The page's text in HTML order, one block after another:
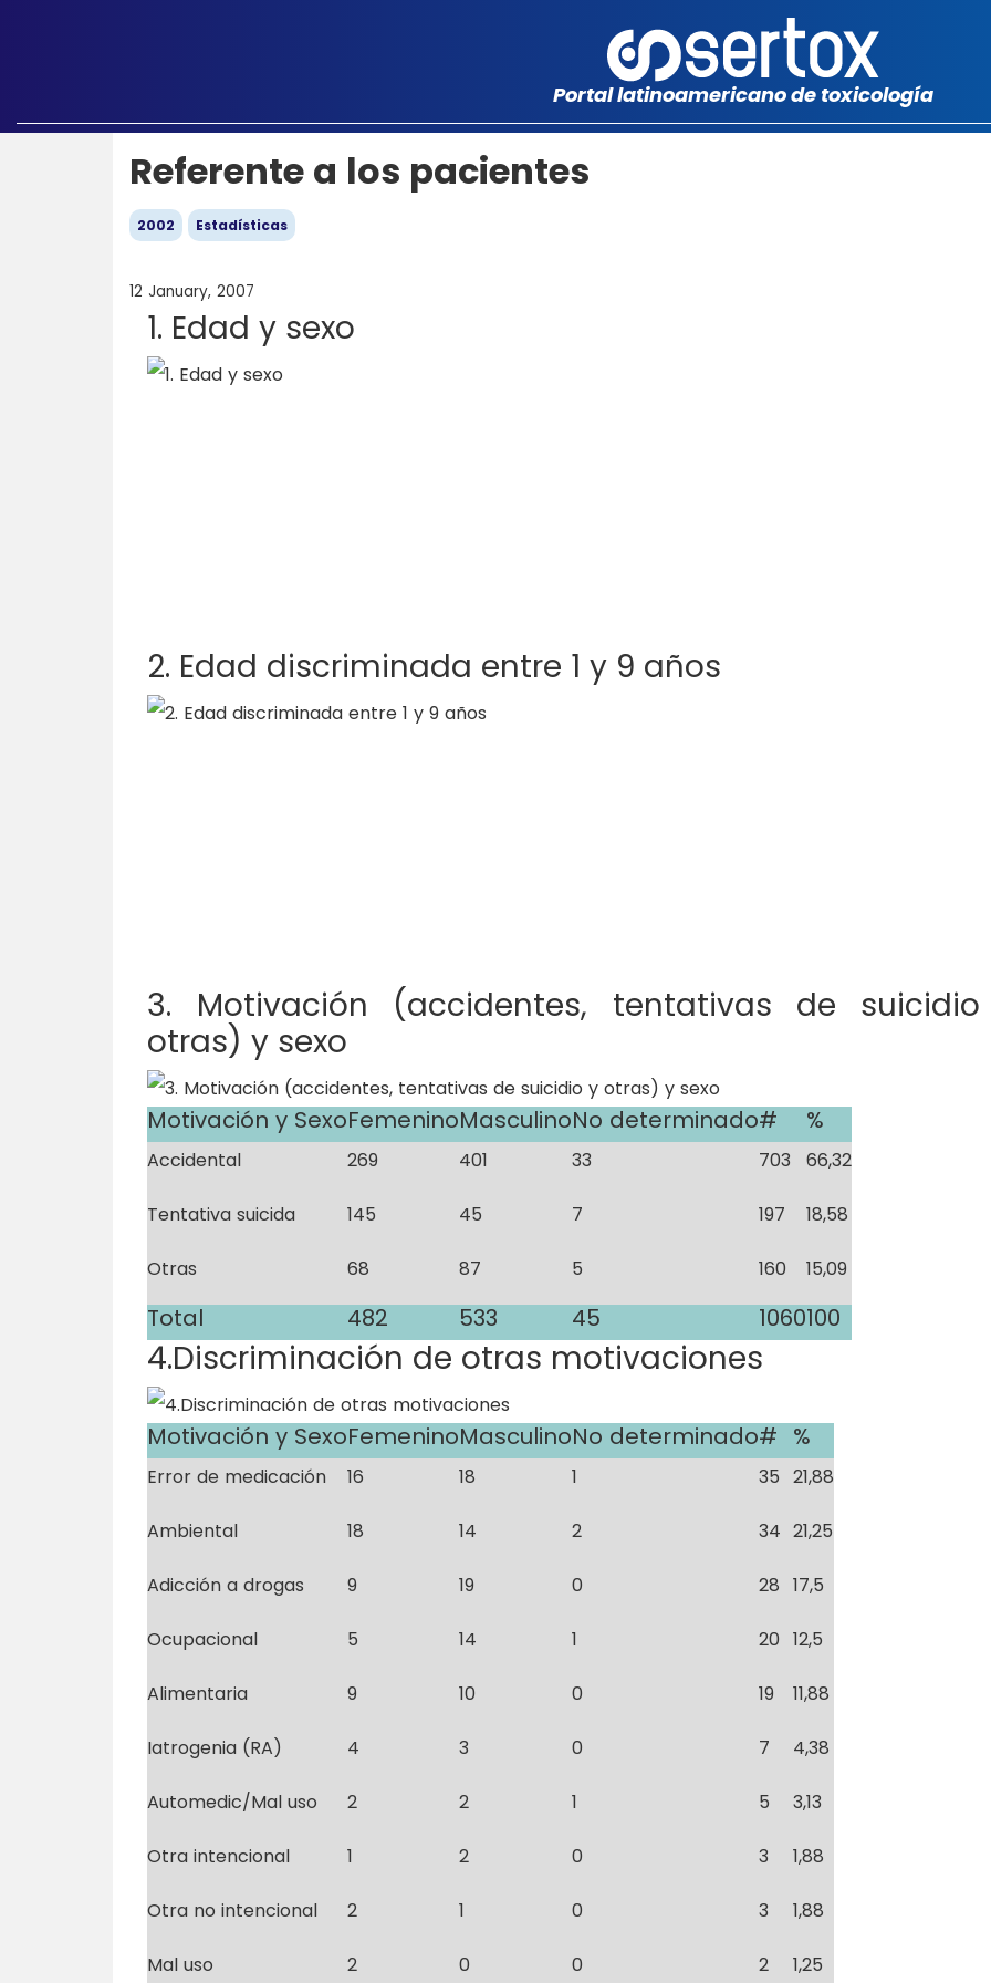
Portal latinoamericano de toxicología
Referente a los pacientes
2002 Estadísticas
12 January, 2007
1. Edad y sexo
2. Edad discriminada entre 1 y 9 años
3. Motivación (accidentes, tentativas de
otras) y sexo
Motivación y SexoFemeninoMasculinoNo determinado# %
Accidental 269 401 33 703 66,32
Tentativa suicida 145 45 7 197 18,58
Otras 68 87 5 160 15,09
Total 482 533 45 1060100
4.Discriminación de otras motivaciones
Motivación y SexoFemeninoMasculinoNo determinado# %
Error de medicación 16 18 1 35 21,88
Ambiental 18 14 2 34 21,25
Adicción a drogas 9 19 0 28 17,5
Ocupacional 5 14 1 20 12,5
Alimentaria 9 10 0 19 11,88
Iatrogenia (RA) 4 3 0 7 4,38
Automedic/Mal uso 2 2 1 5 3,13
Otra intencional 1 2 0 3 1,88
Otra no intencional 2 1 0 3 1,88
Mal uso 2 0 0 2 1,25